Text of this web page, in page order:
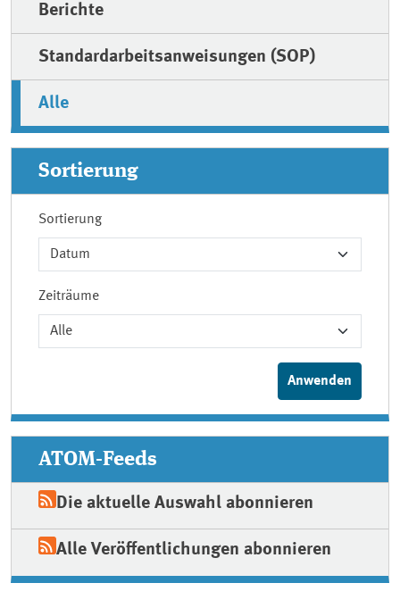
Berichte
Standardarbeitsanweisungen (SOP)
Alle
Sortierung
Sortierung
Zeiträume
ATOM-Feeds
Die aktuelle Auswahl abonnieren
Alle Veröffentlichungen abonnieren